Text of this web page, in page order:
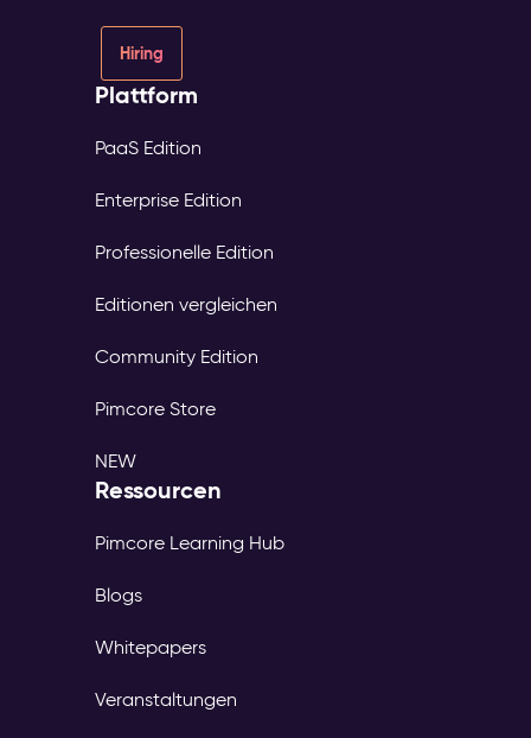
Hiring
Plattform
PaaS Edition
Enterprise Edition
Professionelle Edition
Editionen vergleichen
Community Edition
Pimcore Store
NEW
Ressourcen
Pimcore Learning Hub
Blogs
Whitepapers
Veranstaltungen